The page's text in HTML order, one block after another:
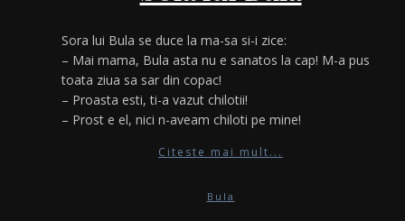
Sora lui Bula se duce la ma-sa si-i zice:
– Mai mama, Bula asta nu e sanatos la cap! M-a pus
toata ziua sa sar din copac!
– Proasta esti, ti-a vazut chilotii!
– Prost e el, nici n-aveam chiloti pe mine!
Citeste mai mult...
Bula